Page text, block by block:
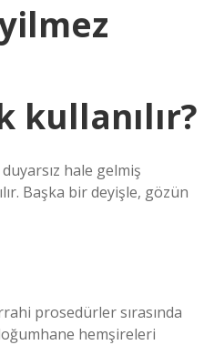
duyarsız hale gelmiş
Başka bir deyişle, gözün
prosedürler sırasında
hemşireleri